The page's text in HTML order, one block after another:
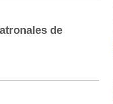
de